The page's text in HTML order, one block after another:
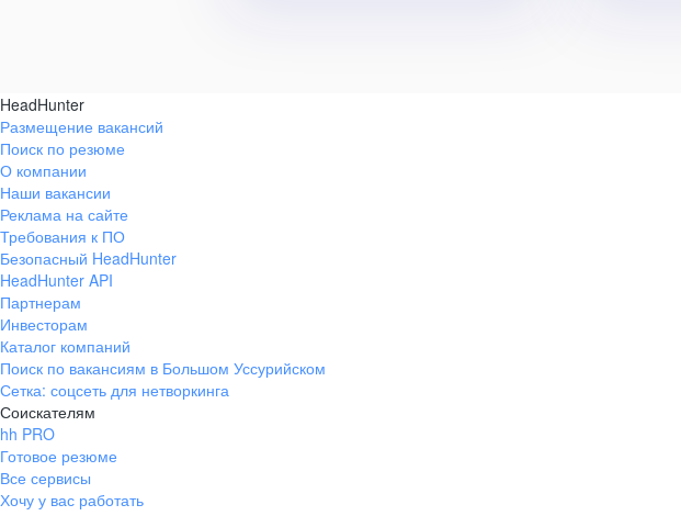
HeadHunter
Размещение вакансий
Поиск по резюме
О компании
Наши вакансии
Реклама на сайте
Требования к ПО
Безопасный HeadHunter
HeadHunter API
Партнерам
Инвесторам
Каталог компаний
Поиск по вакансиям в Большом Уссурийском
Сетка: соцсеть для нетворкинга
Соискателям
hh PRO
Готовое резюме
Все сервисы
Хочу у вас работать